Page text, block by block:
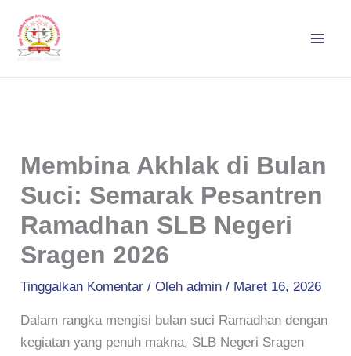
konten
Membina Akhlak di Bulan
Suci: Semarak Pesantren
Ramadhan SLB Negeri
Sragen 2026
Tinggalkan Komentar / Olehadmin/ Maret 16, 2026
Dalam rangka mengisi bulan suci Ramadhan dengan
kegiatan yang penuh makna, SLB Negeri Sragen